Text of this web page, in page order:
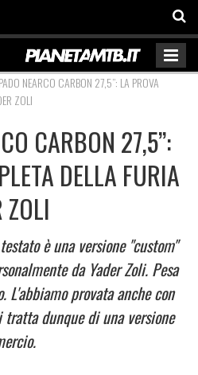
NEARCO CARBON 27,5”: LA PROVA
ZOLI
CARBON 27,5”:
DELLA FURIA
ZOLI
è una versione "custom"
da Yader Zoli. Pesa
L'abbiamo provata anche con
dunque di una versione